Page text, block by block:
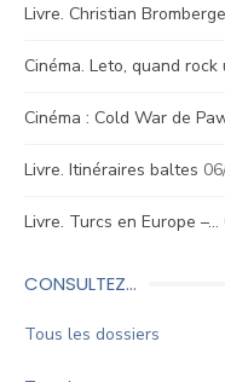
Livre. Christian
Cinéma. Leto, quand rock
Cinéma : Cold War de
Livre. Itinéraires baltes
Livre. Turcs en Europe –…
CONSULTEZ…
Tous les dossiers